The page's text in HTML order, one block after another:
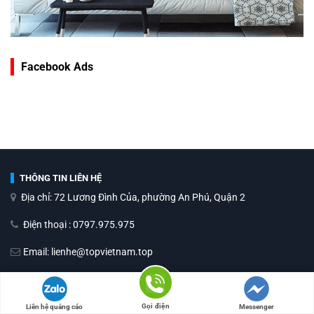
Facebook Ads
THÔNG TIN LIÊN HỆ
Địa chỉ: 72 Lương Đình Của, phường An Phú, Quận 2
Điện thoại : 0797.975.975
Email: lienhe@topvietnam.top
VỀ CHÚNG TÔI VỊ TRÍ XẾP HẠNG
Liên hệ quảng cáo Gọi điện Messenger